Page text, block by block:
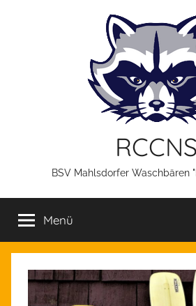
RCCNS
BSV Mahlsdorfer Waschbären
Menü